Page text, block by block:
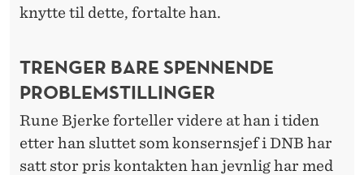
knytte til dette, fortalte han.
TRENGER BARE SPENNENDE
PROBLEMSTILLINGER
Rune Bjerke forteller videre at han i tiden
etter han sluttet som konsernsjef i DNB har
satt stor pris kontakten han jevnlig har med